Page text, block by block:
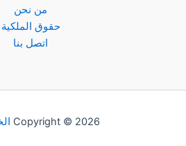
من نحن
حقوق الملكية
اتصل بنا
Copyright © 2026